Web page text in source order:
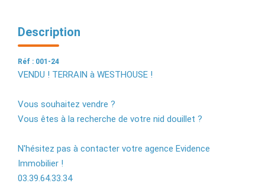
Description
Réf : 001-24
VENDU ! TERRAIN à WESTHOUSE !
Vous souhaitez vendre ?
Vous êtes à la recherche de votre nid douillet ?
N'hésitez pas à contacter votre agence Evidence
Immobilier !
03.39.64.33.34